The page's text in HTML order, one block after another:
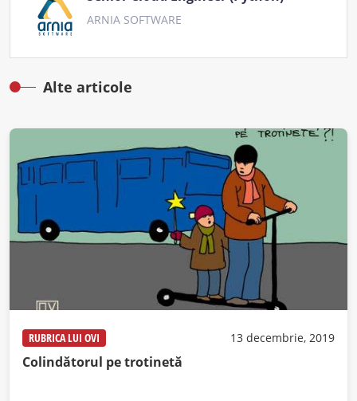
ARNIA SOFTWARE
Alte articole
RUBRICA LUI OVI 13 decembrie, 2019
Colindătorul pe trotinetă